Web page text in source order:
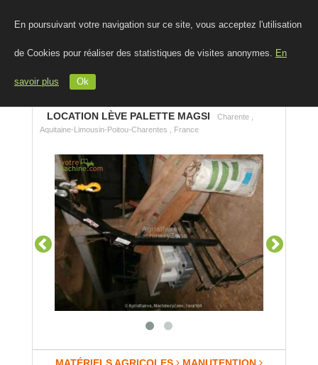
En poursuivant votre navigation sur ce site, vous acceptez l'utilisation
de Cookies pour réaliser des statistiques de visites anonymes. En
savoir plus Ok
LOCATION LÈVE PALETTE MAGSI
Charente ,
Aquitaine-Limousin-Poitou-Charentes , France